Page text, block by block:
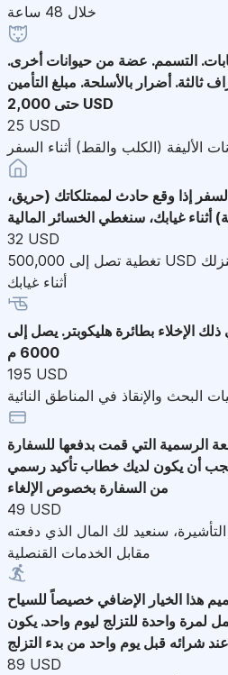
خلال 48 ساعة
التسمم. عضة من حيوانات أخرى.
ثالثة. أضرار بالأسلحة. مبلغ التأمين
حتى 2,000 USD
25 USD
الأليفة (الكلب والقط) أثناء السفر
إذا وقع حادث لممتلكاتك (حريق،
أثناء غيابك، سنغطي الخسائر المالية
32 USD
تغطية تصل إلى 500,000 USD إذا حدث شيء لشقتك أو منزلك
أثناء غيابك
ذلك الإخلاء بطائرة هليكوبتر. يصل إلى
6000 م
195 USD
البحث والإنقاذ في المناطق النائية
الرسمية التي قمت بدفعها للسفارة
أن يكون لديك خطاب تأكيد رسمي
من السفارة بخصوص الإلغاء
49 USD
سنعيد لك المال الذي دفعته
مقابل الخدمات القنصلية
هذا الخيار الإضافي خصيصاً للسياح
لمرة واحدة للتزلج ليوم واحد. يكون
89 USD